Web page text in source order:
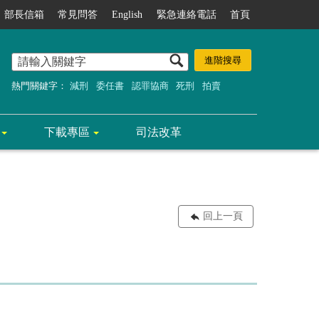
部長信箱 常見問答 English 緊急連絡電話 首頁
熱門關鍵字： 減刑 委任書 認罪協商 死刑 拍賣
下載專區 司法改革
回上一頁